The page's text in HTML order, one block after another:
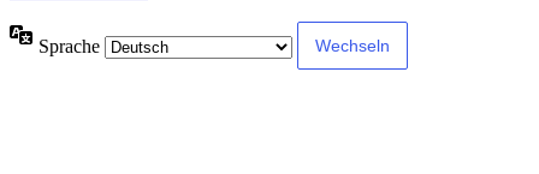
Sprache